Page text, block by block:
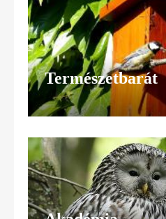
Természetbarát